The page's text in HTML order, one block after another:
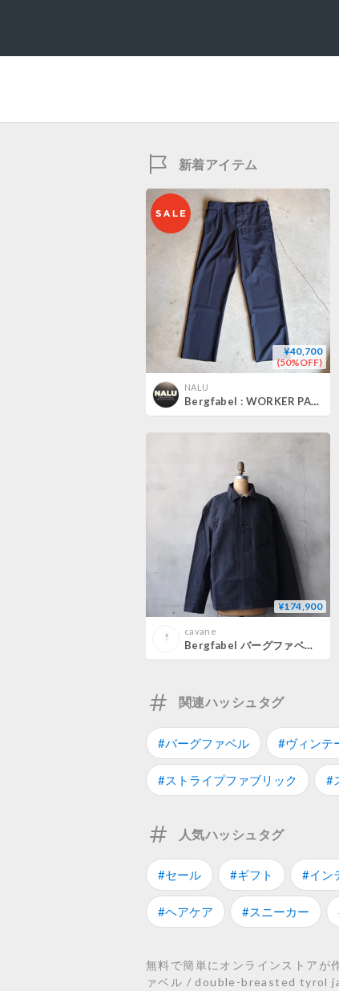
新着アイテム
¥40,700
(50%OFF)
NALU
Bergfabel : WORKER PANTS
¥174,900
cavane
Bergfabel バーグファベル / Peter Jacket / BFMJ253/320
関連ハッシュタグ
#バーグファベル #ヴィンテ
#ストライプファブリック #
人気ハッシュタグ
#セール #ギフト #イン
#ヘアケア #スニーカー
無料で簡単にオンラインストア
ァベル / double-breasted tyrol